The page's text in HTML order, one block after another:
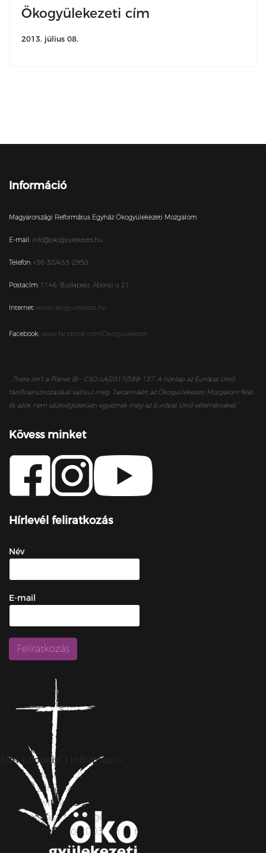
Ökogyülekezeti cím
2013. július 08.
Információ
Magyarországi Református Egyház Ökogyülekezeti Mozgalom
E-mail: info@okogyulekezet.hu
Telefon: +36-30/453-2950
Postacím: 1146, Budapest, Abonyi u 21.
Internet: www.okogyulekezet.hu
Facebook: www.facebook.com/Okogyulekezet
„ There isn’t a Planet B! - CSO-LA/2017/388-137. A honlap az Európai Unió
társfinanszírozásával valósul meg. Tartalmáért az Ökogyülekezeti Mozgalom felel,
és azok nem szükségszerűen egyeznek meg az Európai Unió véleményével.”
Kövess minket
Hírlevél feliratkozás
Név
E-mail
Süti („cookie”) Információ
Weboldalunkon „cookie”-kat (továbbiakban „süti”)
alkalmazunk. Ezek olyan fájlok, melyek információt
tárolnak webes böngészőjében. Ehhez az Ön
hozzájárulása szükséges. A „sütiket” az elektronikus
hírközlésről szóló 2003. évi C. törvény, az elektronikus
kereskedelmi szolgáltatások, az információs